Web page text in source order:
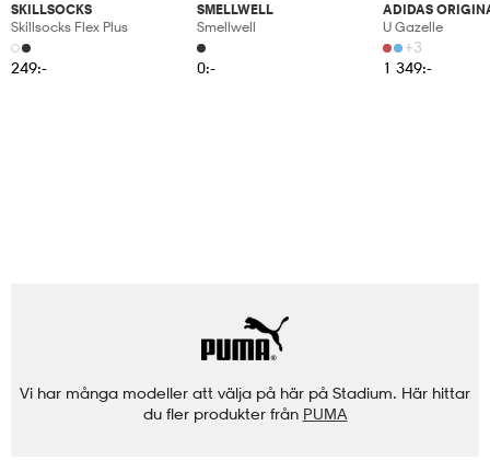
SKILLSOCKS
Skillsocks Flex Plus
249:-
SMELLWELL
Smellwell
0:-
ADIDAS
U Gazelle
+3
1 349:-
Vi har många modeller att välja på här på Stadium. Här hittar
du fler produkter från PUMA